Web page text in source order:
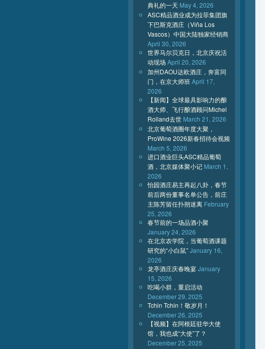
典礼的一天 May 4, 2026
ASC精品酒业成为拉菲集团旗
下巴斯克酒庄（Viña Los
Vascos）中国大陆独家经销商
April 30, 2026
世界马尔贝克日，北京庆祝活
动现场April 20, 2026
加州DAOU达欧酒庄，奔富同
门，在京大师班 April 17,
2026
【新闻】全球最具影响力的酿
酒大师、飞行酿酒顾问Michel
Rolland去世 March 21, 2026
北京葡萄酒圈年度大聚，
ProWine 2026新春招待会视频
March 5, 2026
进口酒业巨头ASC精品葡萄
酒，北京媒体聚小记 March 1,
2026
怡园酒庄易主再起八卦，春节
前后两份董事名单公告，前庄
主陈芳留任扑朔迷离 February
25, 2026
春节前的一场品酒小聚
January 24, 2026
在北京农学院，当葡萄酒课题
研究的“小白鼠”January 16,
2026
龙亭酒庄庆春晚宴January
15, 2026
吃喝小群，重启活动
December 29, 2025
Tchin Tchin！敬岁月！
December 26, 2025
【视频】在阿根廷驻华大使
馆，我也成“大使”了？
December 25, 2025